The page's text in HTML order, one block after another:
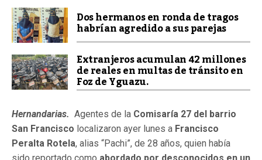
Dos hermanos en ronda de tragos
habrían agredido a sus parejas
Extranjeros acumulan 42 millones
de reales en multas de tránsito en
Foz de Yguazu.
Hernandarias. Agentes de la Comisaría 27 del barrio
San Francisco localizaron ayer lunes a Francisco
Peralta Rotela, alias “Pachi”, de 28 años, quien había